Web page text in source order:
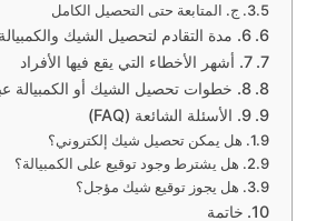
ج. المتابعة حتى التحصيل الكامل
6. مدة التقادم لتحصيل الشيك والكمبيالة
7. أشهر الأخطاء التي يقع فيها الأفراد
8. خطوات تحصيل الشيك أو الكمبيالة عبر ناجز
9. الأسئلة الشائعة (FAQ)
هل يمكن تحصيل شيك إلكتروني؟
هل يشترط وجود توقيع على الكمبيالة؟
هل يجوز توقيع شيك مؤجل؟
خاتمة